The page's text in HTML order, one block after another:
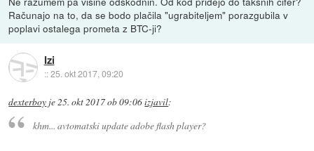
Računajo na to, da se bodo plačila "ugrabiteljem" porazgubila v
poplavi ostalega prometa z BTC-ji?
Izi
::25. okt 2017, 09:20
dexterboy je25. okt 2017 ob 09:06izjavil:
khm... avtomatski update adobe flash player?